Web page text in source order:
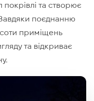
покрівлі та створює
поєднанню
приміщень
та відкриває